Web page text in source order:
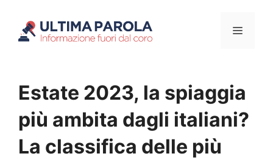
Menu
Estate 2023, la spiaggia
più ambita dagli italiani?
La classifica delle più